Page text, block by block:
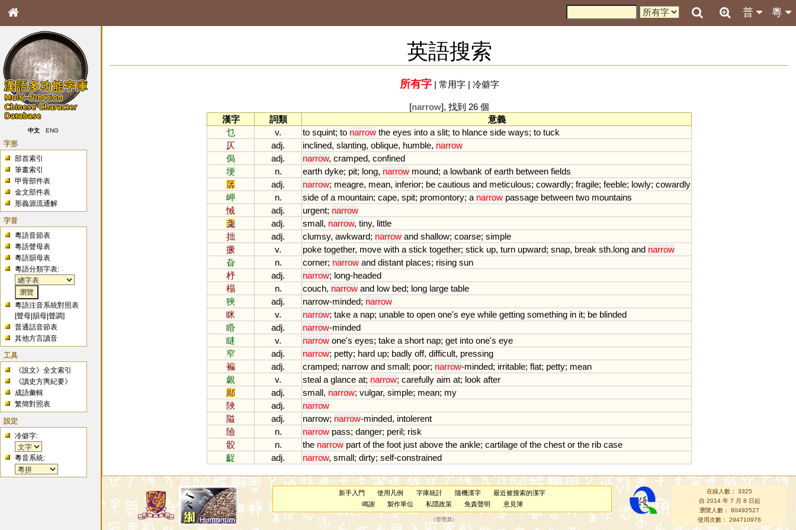
粵
普
中文 ENG
字形
部首索引
筆畫索引
甲骨部件表
金文部件表
形義源流通解
字音
粵語音節表
粵語聲母表
粵語韻母表
粵語分類字表:
粵語注音系統對照表
[聲母 |韻母 |聲調]
普通話音節表
其他方言讀音
工具
《說文》全文索引
《讀史方輿紀要》
成語彙輯
繁簡對照表
設定
冷僻字:
粵音系統:
英語搜索
所有字| 常用字| 冷僻字
[narrow], 找到 26 個
漢字
詞類
意義
乜
v. to squint; to narrow the eyes into a slit; to hlance side ways; to tuck
仄
adj. inclined, slanting, oblique, humble, narrow
侷
adj. narrow, cramped, confined
埂
n. earth dyke; pit; long, narrow mound; a lowbank of earth between fields
孱
adj. narrow; meagre, mean, inferior; be cautious and meticulous; cowardly; fragile; feeble; lowly; cowardly
岬
n. side of a mountain; cape, spit; promontory; a narrow passage between two mountains
悈
adj. urgent; narrow
戔
adj. small, narrow, tiny, little
拙
adj. clumsy, awkward; narrow and shallow; coarse; simple
撅
v. poke together, move with a stick together; stick up, turn upward; snap, break sth.long and narrow
旮
n. corner; narrow and distant places; rising sun
杼
adj. narrow; long-headed
榻
n. couch, narrow and low bed; long large table
狹
adj. narrow-minded; narrow
眯
v. narrow; take a nap; unable to open one's eye while getting something in it; be blinded
睧
adj. narrow-minded
瞇
v. narrow one's eyes; take a short nap; get into one's eye
窄
adj. narrow; petty; hard up; badly off, difficult, pressing
褊
adj. cramped; narrow and small; poor; narrow-minded; irritable; flat; petty; mean
覷
v. steal a glance at; narrow; carefully aim at; look after
鄙
adj. small, narrow; vulgar, simple; mean; my
陜
adj.
narrow
隘
adj. narrow; narrow-minded, intolerent
險
n. narrow pass; danger; peril; risk
骹
n. the narrow part of the foot just above the ankle; cartilage of the chest or the rib case
齪
adj. narrow, small; dirty; self-constrained
新手入門 使用凡例 字庫統計 隨機漢字
最近被搜索的漢字
鳴謝
製作單位 私隱政策 免責聲明 意見簿
（管理員 ）
在線人數： 3325
自 2014 年 7 月 8 日起
瀏覽人數： 80492527
使用次數： 294710976